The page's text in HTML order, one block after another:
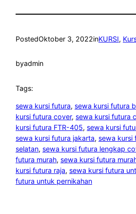
PostedOktober 3, 2022inKURSI,
byadmin
Tags:
sewa kursi futura, sewa kursi futura
kursi futura cover, sewa kursi futura
kursi futura FTR-405, sewa kursi
sewa kursi futura jakarta, sewa kursi
selatan, sewa kursi futura lengkap
futura murah, sewa kursi futura
kursi futura raja, sewa kursi futura
futura untuk pernikahan